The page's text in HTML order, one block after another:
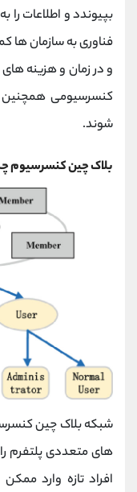
بپیوندد و اطلاعات را
فناوری به سازمان ها
و در زمان و هزینه
کنسرسیومی همچنین
شوند.
بلاک چین کنسرسیوم
شبکه بلاک چین
های متعددی پلتفرم
افراد تازه وارد